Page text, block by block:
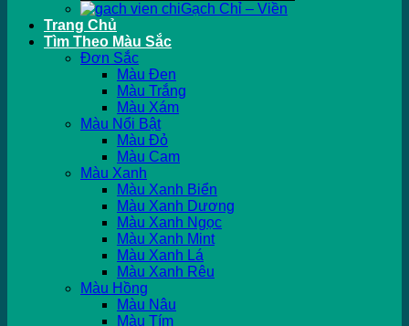
Gạch Chỉ – Viền
Trang Chủ
Tìm Theo Màu Sắc
Đơn Sắc
Màu Đen
Màu Trắng
Màu Xám
Màu Nổi Bật
Màu Đỏ
Màu Cam
Màu Xanh
Màu Xanh Biển
Màu Xanh Dương
Màu Xanh Ngọc
Màu Xanh Mint
Màu Xanh Lá
Màu Xanh Rêu
Màu Hồng
Màu Nâu
Màu Tím